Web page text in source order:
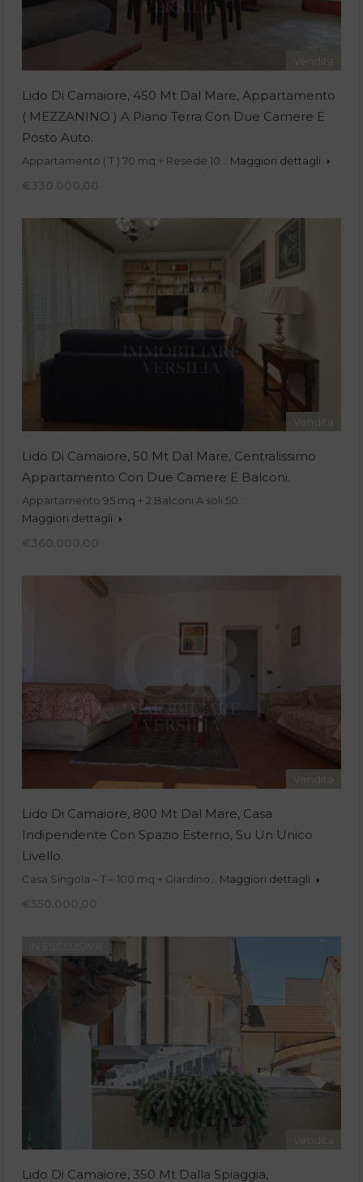
Vendita
Lido Di Camaiore, 450 Mt Dal Mare, Appartamento
( MEZZANINO ) A Piano Terra Con Due Camere E
Posto Auto.
Appartamento ( T ) 70 mq + Resede 10… Maggiori dettagli
€330.000,00
Vendita
Lido Di Camaiore, 50 Mt Dal Mare, Centralissimo
Appartamento Con Due Camere E Balconi.
Appartamento 95 mq + 2 Balconi A soli 50…
Maggiori dettagli
€360.000,00
Vendita
Lido Di Camaiore, 800 Mt Dal Mare, Casa
Indipendente Con Spazio Esterno, Su Un Unico
Livello.
Casa Singola – T – 100 mq + Giardino… Maggiori dettagli
€550.000,00
Vendita
Lido Di Camaiore, 350 Mt Dalla Spiaggia,